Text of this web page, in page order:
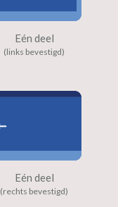
Eén deel
(links bevestigd)
Eén deel
(rechts bevestigd)